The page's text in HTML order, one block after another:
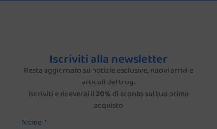
Iscriviti alla newsletter
Resta aggiornato su notizie esclusive, nuovi arrivi e
articoli del blog.
Iscriviti e riceverai il 20% di sconto sul tuo primo
acquisto
Nome